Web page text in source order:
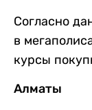
Согласно
в
курсы
Алматы